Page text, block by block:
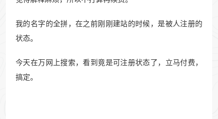
我的名字的全拼，在之前刚刚建站的时候，是被人注册的
状态。
今天在万网上搜索，看到竟是可注册状态了，立马付费，
搞定。